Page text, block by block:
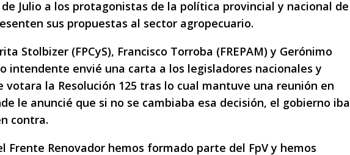
Julio a los protagonistas de la política provincial y nacional de
sus propuestas al sector agropecuario.
Stolbizer (FPCyS), Francisco Torroba (FREPAM) y Gerónimo
intendente envié una carta a los legisladores nacionales y
votara la Resolución 125 tras lo cual mantuve una reunión en
le anuncié que si no se cambiaba esa decisión, el gobierno iba
contra.
Frente Renovador hemos formado parte del FpV y hemos